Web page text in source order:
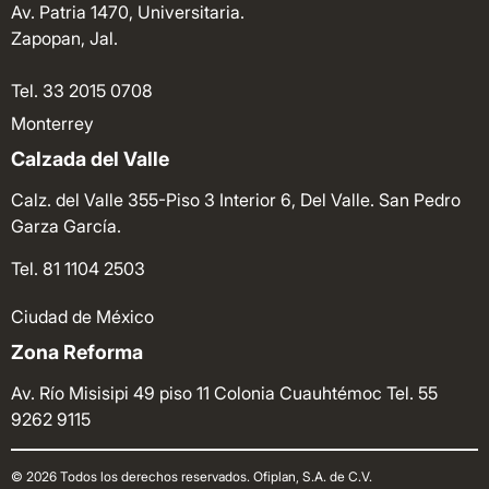
Av. Patria 1470, Universitaria.
Zapopan, Jal.
Tel. 33 2015 0708
Monterrey
Calzada del Valle
Calz. del Valle 355-Piso 3 Interior 6, Del Valle. San Pedro
Garza García.
Tel. 81 1104 2503
Ciudad de México
Zona Reforma
Av. Río Misisipi 49 piso 11 Colonia Cuauhtémoc Tel. 55
9262 9115
© 2026 Todos los derechos reservados. Ofiplan, S.A. de C.V.